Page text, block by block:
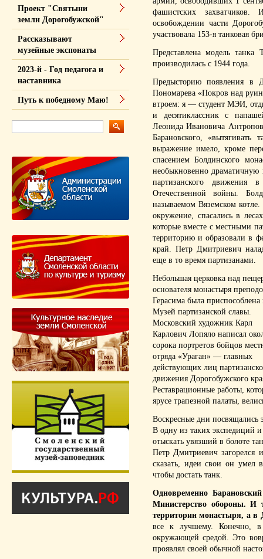
фашистских захватчиков.
освобождении части
участвовала 153-я танковая
Представлена модель
производилась с 1944 года.
Предысторию появления в
Пономарева «Покров над
втроем: я — студент МЭИ,
и десятиклассник с
Леонида Ивановича
Барановского,
выражение имело, кроме
спасением Болдинского
необыкновенно
партизанского
Отечественной войны.
называемом Вяземском
окружение, спасались в
которые вместе с местными
территорию и образовали в
край. Петр Дмитриевич
еще в то время партизанами.
Небольшая церковка над
основателя монастыря
Герасима была приспособлена
Музей партизанской славы.
Московский художник Карл
Карлович Лопяло написал
сорока портретов бойцов
отряда «Ураган» — главных
действующих лиц
движения Дорогобужского
Реставрационные работы,
ярусе трапезной палаты,
Воскресные дни посвящались
В одну из таких экспедиций
отыскать увязший в болоте
Петр Дмитриевич загорелся
сказать, идеи свои он умел
чтобы достать танк.
Одновременно
Министерство обороны. И
территории монастыря, а в
все к лучшему. Конечно,
окружающей средой. Это
проявлял своей обычной
Проект "Святыни
земли Дорогобужской"
Рассказывают
музейные экспонаты
2023-й - Год педагога и
наставника
Путь к победному Маю!